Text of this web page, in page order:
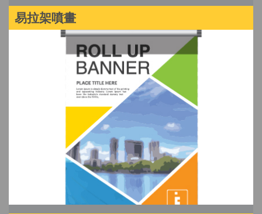
易拉架噴畫